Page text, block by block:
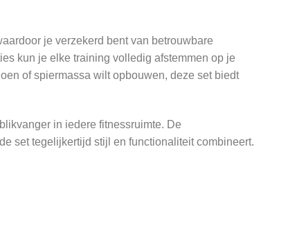
je verzekerd bent van betrouwbare
kun je elke training volledig afstemmen op je
of spiermassa wilt opbouwen, deze set biedt
in iedere fitnessruimte. De
set tegelijkertijd stijl en functionaliteit combineert.